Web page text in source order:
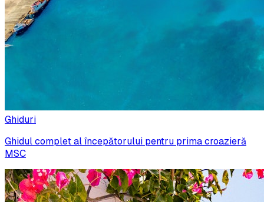
Ghiduri
Ghidul complet al începătorului pentru prima croazieră
MSC